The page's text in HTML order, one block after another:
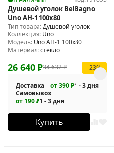
Душевой уголок BelBagno
Uno AH-1 100x80
Тип товара:Душевой уголок
Коллекция: Uno
Модель: Uno AH-1 100x80
Материал:стекло
34 632₽
26 640 ₽ -23%
Доставка от 390 ₽1 - 3 дня
Самовывоз
от 190 ₽1 - 3 дня
Купить